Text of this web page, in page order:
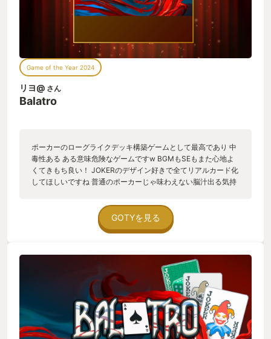
ョーカーにはそれぞれ固有の能力があり、特定の役を揃えた
り、揃え方を工夫したりする事でその力を発揮する。そして、
ジョーカーによっては役のポイントを何倍にも、いや、うまく
いけば何百倍にもして相手にぶつけることができる。この時の
ジョーカーのアニメーション、サウンド、視覚効果が絶妙に素
晴らしく、小気味いい音とともに膨れ上がっていくポイントを
見ているだけで、もう脳汁がドバドバ状態になること請け合い
である。 そもそものポーカーのルールを知らない人向けに、い
つでも見ることの出来る役の表やガイドが備わっていて、我が
だが、わたしはこういう、アイデア一つで無限の面白さを作り
上げることが出来る事こそがゲームの真髄だと信じている。
Balatroも決して突然変異種ではない。これまでゲームが作り上
げて来たジャンルや文化がないまぜになって、ここ十年単位で
らこそ生まれたものなのだ。
Game of the Year 2024
リヨ@ さん
Balatro
ポーカーのローグライクデッキ構築ゲームとして最高であり 中
毒性ある ある意味危険なゲームですw BGMもSEもまた心地よ
くてきもち良い！ JOKERのデザイン好きで全てリアルカード化
してほしいですね 普通のポーカーじゃ味わえない脳汁出る気持
いにくく明らかに弱いJOKERがあるところですかね
GOTYを見る